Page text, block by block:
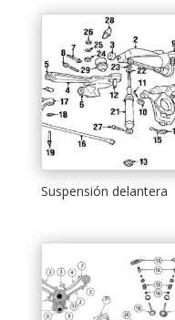
Suspensión delantera